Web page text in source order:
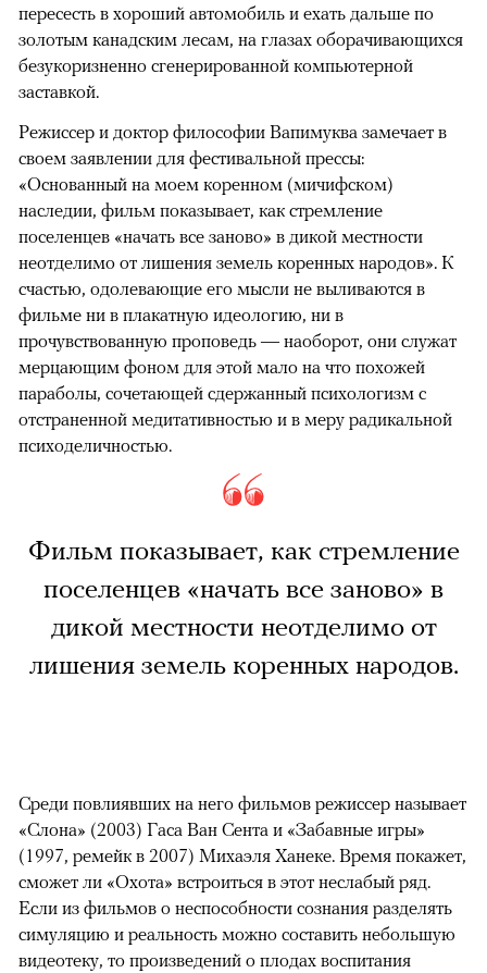
пересесть в хороший автомобиль и ехать дальше по
золотым канадским лесам, на глазах оборачивающихся
безукоризненно сгенерированной компьютерной
заставкой.
Режиссер и доктор философии Вапимуква замечает в
своем заявлении для фестивальной прессы:
«Основанный на моем коренном (мичифском)
наследии, фильм показывает, как стремление
поселенцев «начать все заново» в дикой местности
неотделимо от лишения земель коренных народов». К
счастью, одолевающие его мысли не выливаются в
фильме ни в плакатную идеологию, ни в
прочувствованную проповедь — наоборот, они служат
мерцающим фоном для этой мало на что похожей
параболы, сочетающей сдержанный психологизм с
отстраненной медитативностью и в меру радикальной
психоделичностью.
Фильм показывает, как стремление
поселенцев «начать все заново» в
дикой местности неотделимо от
лишения земель коренных народов.
Среди повлиявших на него фильмов режиссер называет
«Слона» (2003) Гаса Ван Сента и «Забавные игры»
(1997, ремейк в 2007) Михаэля Ханеке. Время покажет,
сможет ли «Охота» встроиться в этот неслабый ряд.
Если из фильмов о неспособности сознания разделять
симуляцию и реальность можно составить небольшую
видеотеку, то произведений о плодах воспитания